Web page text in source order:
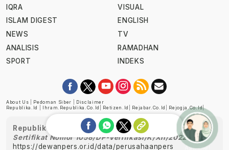
IQRA
ISLAM DIGEST
NEWS
ANALISIS
SPORT
VISUAL
ENGLISH
TV
RAMADHAN
INDEKS
About Us Pedoman Siber
Disclaimer
Republika.id
Ihram.republika.co.id Retizen.id Rejabar.co.id Rejogja.co.id|
Republika telah diverifikasi oleh Dewan Pers
Sertifikat Nomor 1058/DP-Verifikasi/K/XII/2022
https://dewanpers.or.id/data/perusahaanpers
Ask me!